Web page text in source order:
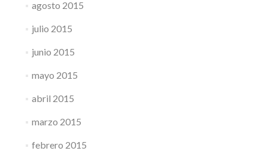
agosto 2015
julio 2015
junio 2015
mayo 2015
abril 2015
marzo 2015
febrero 2015